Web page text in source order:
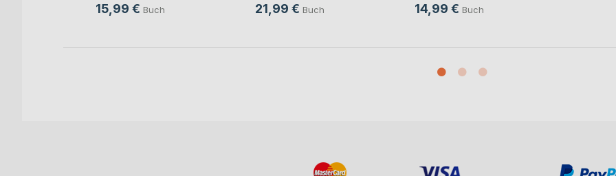
15,99 € Buch 21,99 € Buch 14,99 € Buch